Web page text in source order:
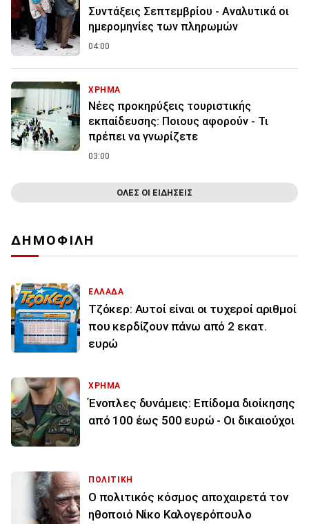
Συντάξεις Σεπτεμβρίου - Αναλυτικά οι
ημερομηνίες των πληρωμών
04:00
ΧΡΗΜΑ
Νέες προκηρύξεις τουριστικής
εκπαίδευσης: Ποιους αφορούν - Τι
πρέπει να γνωρίζετε
03:00
ΟΛΕΣ ΟΙ ΕΙΔΗΣΕΙΣ
ΔΗΜΟΦΙΛΗ
ΕΛΛΑΔΑ
Τζόκερ: Αυτοί είναι οι τυχεροί αριθμοί
που κερδίζουν πάνω από 2 εκατ.
ευρώ
ΧΡΗΜΑ
Ένοπλες δυνάμεις: Επίδομα διοίκησης
από 100 έως 500 ευρώ - Οι δικαιούχοι
ΠΟΛΙΤΙΚΗ
Ο πολιτικός κόσμος αποχαιρετά τον
ηθοποιό Νίκο Καλογερόπουλο